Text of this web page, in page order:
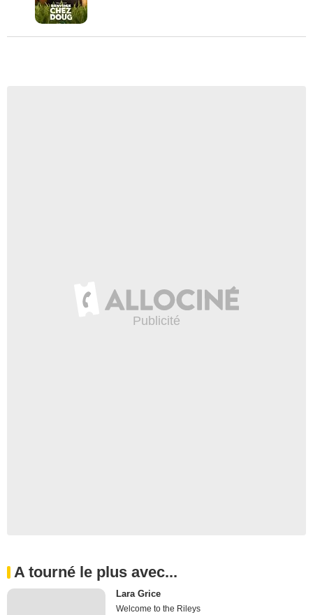
A tourné le plus avec...
Lara Grice
Welcome to the Rileys